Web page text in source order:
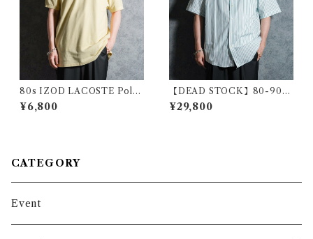
80s IZOD LACOSTE Polo
Shirts Pale Yellow Made in
USA アイゾッド ラコステ ポ
¥6,800
【DEAD STOCK】80-90s
Yves Saint Laurent Stripe B
D Shirts Blue YSL イヴ・サ
¥29,800
CATEGORY
Event